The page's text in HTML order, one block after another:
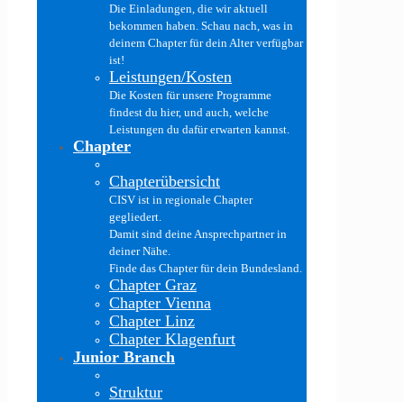
Die Einladungen, die wir aktuell
bekommen haben. Schau nach, was in
deinem Chapter für dein Alter verfügbar
ist!
Leistungen/Kosten
Die Kosten für unsere Programme
findest du hier, und auch, welche
Leistungen du dafür erwarten kannst.
Chapter
Chapterübersicht
CISV ist in regionale Chapter
gegliedert.
Damit sind deine Ansprechpartner in
deiner Nähe.
Finde das Chapter für dein Bundesland.
Chapter Graz
Chapter Vienna
Chapter Linz
Chapter Klagenfurt
Junior Branch
Struktur